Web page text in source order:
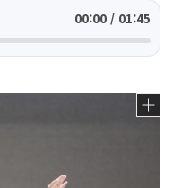
00:00 / 01:45